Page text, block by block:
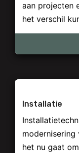
aan projecten
het verschil
Installatie
modernisering
het nu gaat